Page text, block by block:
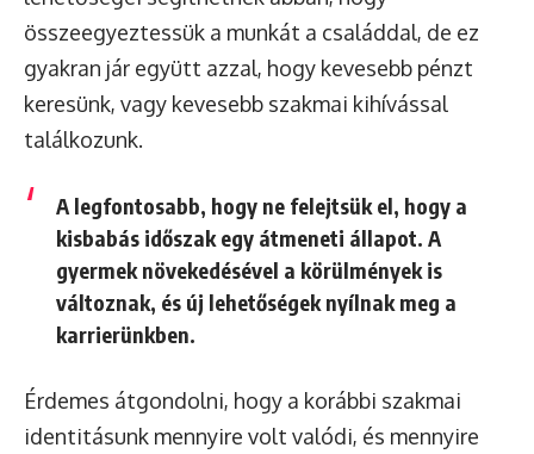
összeegyeztessük a munkát a családdal, de ez
gyakran jár együtt azzal, hogy kevesebb pénzt
keresünk, vagy kevesebb szakmai kihívással
találkozunk.
A legfontosabb, hogy ne felejtsük el, hogy a
kisbabás időszak egy átmeneti állapot. A
gyermek növekedésével a körülmények is
változnak, és új lehetőségek nyílnak meg a
karrierünkben.
Érdemes átgondolni, hogy a korábbi szakmai
identitásunk mennyire volt valódi, és mennyire